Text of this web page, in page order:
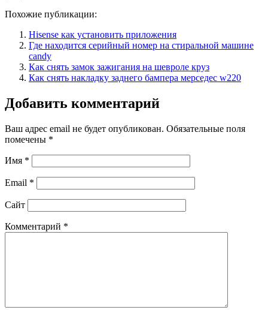
Похожие публикации:
Hisense как установить приложения
Где находится серийный номер на стиральной машине
candy
Как снять замок зажигания на шевроле круз
Как снять накладку заднего бампера мерседес w220
Добавить комментарий
Ваш адрес email не будет опубликован. Обязательные поля
помечены *
Имя *
Email *
Сайт
Комментарий *